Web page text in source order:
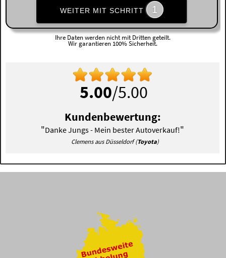
WEITER MIT SCHRITT 1
Ihre Daten werden nicht mit Dritten geteilt.
Wir garantieren 100% Sicherheit.
5.00/5.00
Kundenbewertung:
"Danke Jungs - Mein bester Autoverkauf!"
Clemens aus Düsseldorf (Toyota)